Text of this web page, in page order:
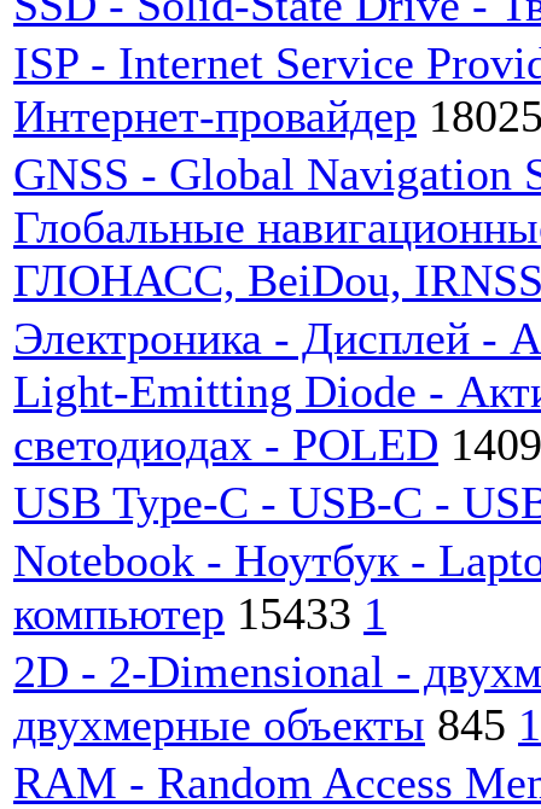
ISP - Internet Service
Интернет-провайдер
GNSS - Global
Глобальные
ГЛОНАСС, BeiDou,
Электроника - Дисплей -
Light-Emitting Diode -
светодиодах - POLED 1409
USB Type-C - USB-C -
Notebook - Ноутбук -
компьютер 15433 1
2D - 2-Dimensional -
двухмерные объекты 845 1
RAM - Random Access